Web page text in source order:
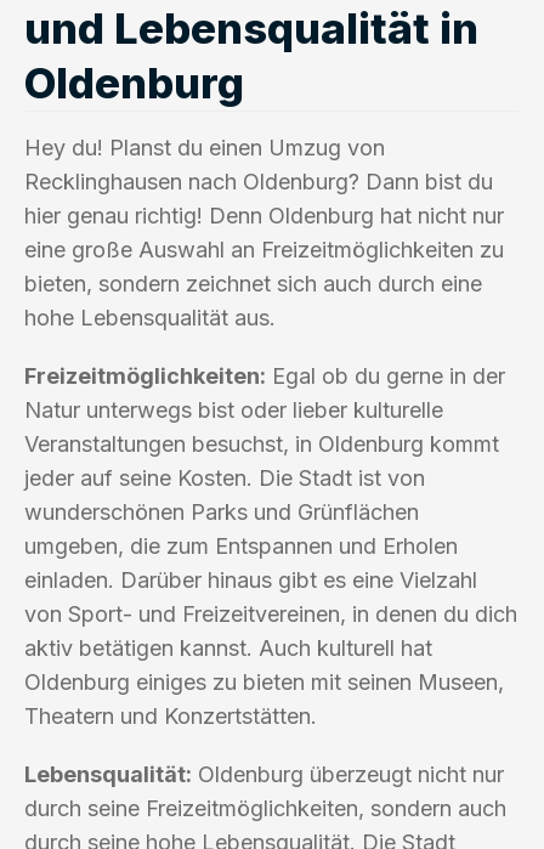
und Lebensqualität in
Oldenburg
Hey du! Planst du einen Umzug von
Recklinghausen nach Oldenburg? Dann bist du
hier genau richtig! Denn Oldenburg hat nicht nur
eine große Auswahl an Freizeitmöglichkeiten zu
bieten, sondern zeichnet sich auch durch eine
hohe Lebensqualität aus.
Freizeitmöglichkeiten: Egal ob du gerne in der
Natur unterwegs bist oder lieber kulturelle
Veranstaltungen besuchst, in Oldenburg kommt
jeder auf seine Kosten. Die Stadt ist von
wunderschönen Parks und Grünflächen
umgeben, die zum Entspannen und Erholen
einladen. Darüber hinaus gibt es eine Vielzahl
von Sport- und Freizeitvereinen, in denen du dich
aktiv betätigen kannst. Auch kulturell hat
Oldenburg einiges zu bieten mit seinen Museen,
Theatern und Konzertstätten.
Lebensqualität: Oldenburg überzeugt nicht nur
durch seine Freizeitmöglichkeiten, sondern auch
durch seine hohe Lebensqualität. Die Stadt